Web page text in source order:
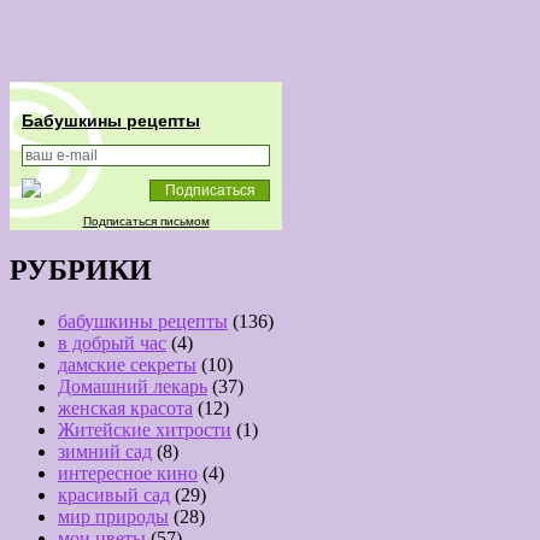
Бабушкины рецепты
Подписаться письмом
РУБРИКИ
бабушкины рецепты (136)
в добрый час (4)
дамские секреты (10)
Домашний лекарь (37)
женская красота (12)
Житейские хитрости (1)
зимний сад (8)
интересное кино (4)
красивый сад (29)
мир природы (28)